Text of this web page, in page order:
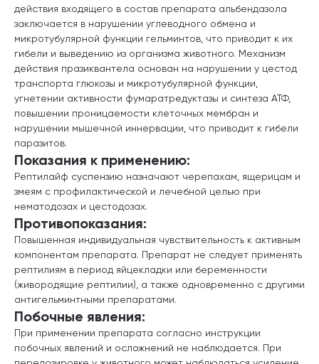
действия входящего в состав препарата альбендазола
заключается в нарушении углеводного обмена и
микротубулярной функции гельминтов, что приводит к их
гибели и выведению из организма животного. Механизм
действия празиквантела основан на нарушении у цестод
транспорта глюкозы и микротубулярной функции,
угнетении активности фумаратредуктазы и синтеза АТФ,
повышении проницаемости клеточных мембран и
нарушении мышечной иннервации, что приводит к гибели
паразитов.
Показания к применению:
Рептилайф суспензию назначают черепахам, ящерицам и
змеям с профилактической и лечебной целью при
нематодозах и цестодозах.
Противопоказания:
Повышенная индивидуальная чувствительность к активным
компонентам препарата. Препарат не следует применять
рептилиям в период яйцекладки или беременности
(живородящие рептилии), а также одновременно с другими
антигельминтными препаратами.
Побочные явления:
При применении препарата согласно инструкции
побочных явлений и осложнений не наблюдается. При